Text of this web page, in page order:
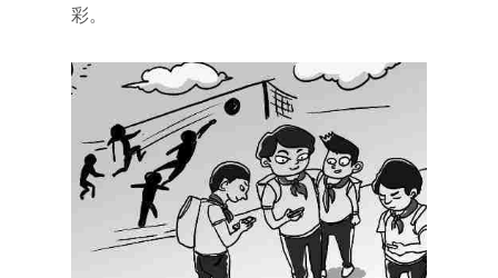
彩。